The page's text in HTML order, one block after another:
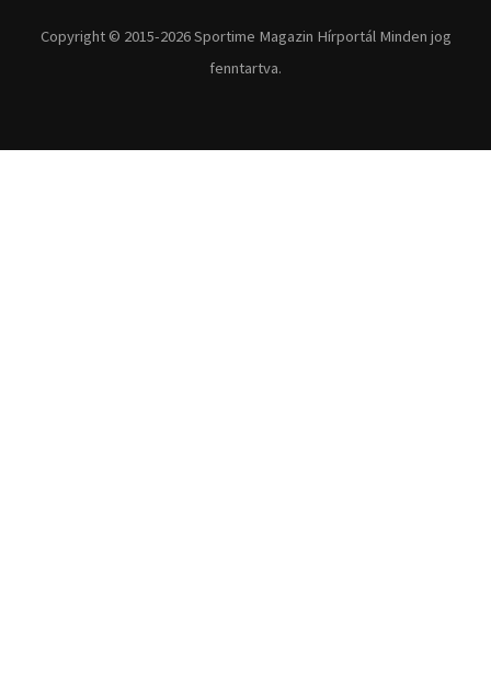
Copyright © 2015-2026 Sportime Magazin Hírportál Minden jog
fenntartva.